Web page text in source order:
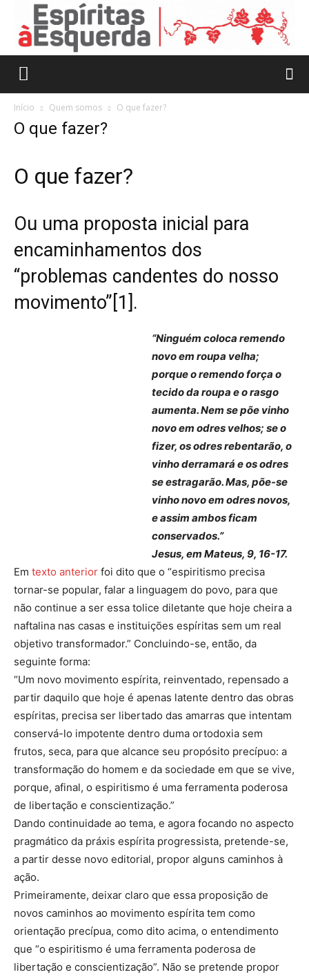
Início Quem somos O que fazer?
O que fazer?
O que fazer?
Ou uma proposta inicial para
encaminhamentos dos
“problemas candentes do nosso
movimento”[1].
“Ninguém coloca remendo
novo em roupa velha;
porque o remendo força o
tecido da roupa e o rasgo
aumenta. Nem se põe vinho
novo em odres velhos; se o
fizer, os odres rebentarão, o
vinho derramará e os odres
se estragarão. Mas, põe-se
vinho novo em odres novos,
e assim ambos ficam
conservados.”
Jesus, em Mateus, 9, 16-17.
Em texto anterior foi dito que o “espiritismo precisa
tornar-se popular, falar a linguagem do povo, para que
não continue a ser essa tolice diletante que hoje cheira a
naftalina nas casas e instituições espíritas sem um real
objetivo transformador.” Concluindo-se, então, da
seguinte forma:
“Um novo movimento espírita, reinventado, repensado a
partir daquilo que hoje é apenas latente dentro das obras
espíritas, precisa ser libertado das amarras que intentam
conservá-lo impotente dentro duma ortodoxia sem
frutos, seca, para que alcance seu propósito precípuo: a
transformação do homem e da sociedade em que se vive,
porque, afinal, o espiritismo é uma ferramenta poderosa
de libertação e conscientização.”
Dando continuidade ao tema, e agora focando no aspecto
pragmático da práxis espírita progressista, pretende-se,
a partir desse novo editorial, propor alguns caminhos à
ação.
Primeiramente, deixar claro que essa proposição de
novos caminhos ao movimento espírita tem como
orientação precípua, como dito acima, o entendimento
que “o espiritismo é uma ferramenta poderosa de
libertação e conscientização”. Não se pretende propor